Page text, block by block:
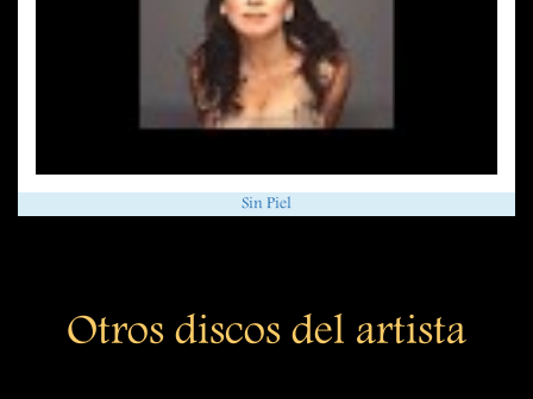
Sin Piel
Otros discos del artista